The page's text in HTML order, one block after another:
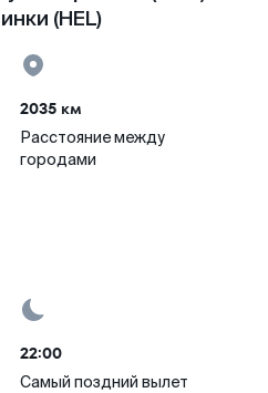
(HEL)
2035 км
Расстояние между
городами
22:00
Самый поздний вылет